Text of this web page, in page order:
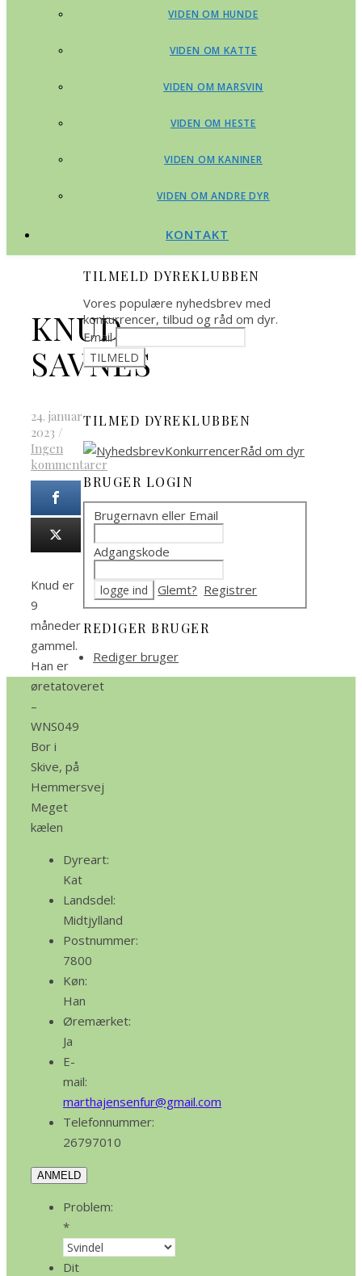
VIDEN OM HUNDE
VIDEN OM KATTE
VIDEN OM MARSVIN
VIDEN OM HESTE
VIDEN OM KANINER
VIDEN OM ANDRE DYR
KONTAKT
KNUD
SAVNES
24. januar
2023 /
Ingen
kommentarer
Knud er
9
måneder
gammel.
Han er
øretatoveret
–
WNS049
Bor i
Skive, på
Hemmersvej
Meget
kælen
Dyreart:
Kat
Landsdel:
Midtjylland
Postnummer:
7800
Køn:
Han
Øremærket:
Ja
E-
mail:
marthajensenfur@gmail.com
Telefonnummer:
26797010
ANMELD
Problem:
*
Dit
TILMELD DYREKLUBBEN
Vores populære nyhedsbrev med
konkurrencer, tilbud og råd om dyr.
Email
TILMED DYREKLUBBEN
BRUGER LOGIN
Brugernavn eller Email
Adgangskode
Glemt? Registrer
REDIGER BRUGER
Rediger bruger